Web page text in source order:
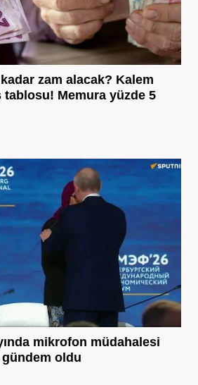
zam alacak? Kalem
tablosu! Memura yüzde 5
mikrofon müdahalesi
oldu